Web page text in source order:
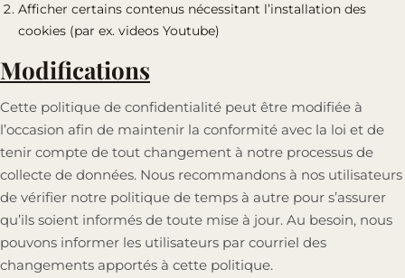
Afficher certains contenus nécessitant l’installation des
cookies (par ex. videos Youtube)
Modifications
Cette politique de confidentialité peut être modifiée à
l’occasion afin de maintenir la conformité avec la loi et de
tenir compte de tout changement à notre processus de
collecte de données. Nous recommandons à nos utilisateurs
de vérifier notre politique de temps à autre pour s’assurer
qu’ils soient informés de toute mise à jour. Au besoin, nous
pouvons informer les utilisateurs par courriel des
changements apportés à cette politique.